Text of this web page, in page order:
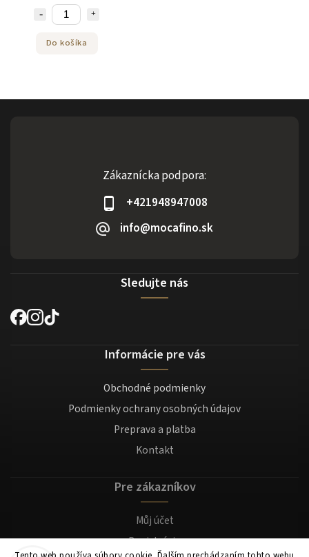
Do košíka
Zákaznícka podpora:
+421948947008
info@mocafino.sk
Sledujte nás
Informácie pre vás
Obchodné podmienky
Podmienky ochrany osobných údajov
Preprava a platba
Kontakt
Pre zákazníkov
Můj účet
Registrácia